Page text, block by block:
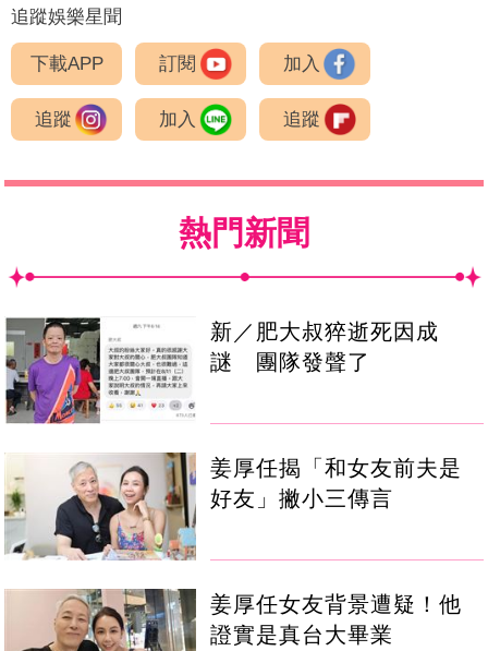
追蹤娛樂星聞
下載APP 訂閱 加入
追蹤 加入 追蹤
熱門新聞
新／肥大叔猝逝死因成
謎 團隊發聲了
姜厚任揭「和女友前夫是
好友」撇小三傳言
姜厚任女友背景遭疑！他
證實是真台大畢業